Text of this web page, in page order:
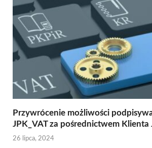
Przywrócenie możliwości
JPK_VAT za pośrednictwem Klienta
26 lipca, 2024